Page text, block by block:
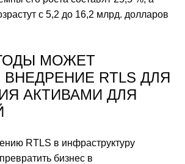
с 5,2 до 16,2 млрд. долларов
МОЖЕТ
RTLS ДЛЯ
АКТИВАМИ ДЛЯ
RTLS в инфраструктуру
бизнес в